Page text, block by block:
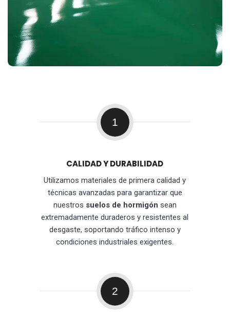
1
CALIDAD Y DURABILIDAD
Utilizamos materiales de primera calidad y
técnicas avanzadas para garantizar que
nuestros suelos de hormigón sean
extremadamente duraderos y resistentes al
desgaste, soportando tráfico intenso y
condiciones industriales exigentes.
2